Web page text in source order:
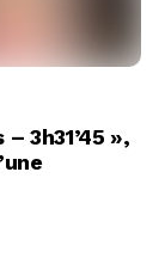
3h31’45 »,